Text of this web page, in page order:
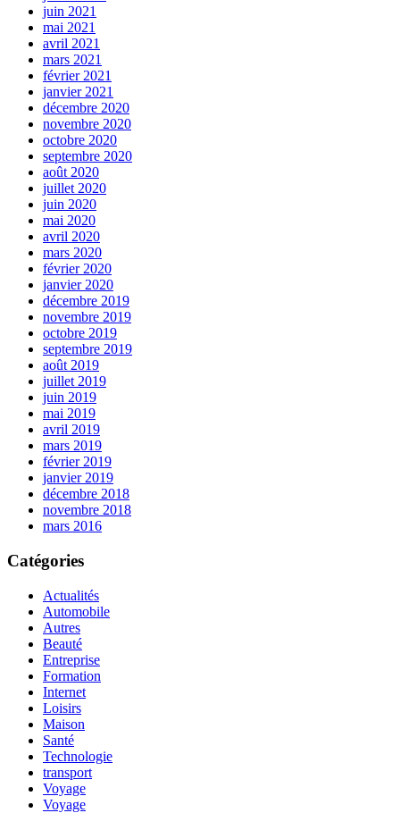
juin 2021
mai 2021
avril 2021
mars 2021
février 2021
janvier 2021
décembre 2020
novembre 2020
octobre 2020
septembre 2020
août 2020
juillet 2020
juin 2020
mai 2020
avril 2020
mars 2020
février 2020
janvier 2020
décembre 2019
novembre 2019
octobre 2019
septembre 2019
août 2019
juillet 2019
juin 2019
mai 2019
avril 2019
mars 2019
février 2019
janvier 2019
décembre 2018
novembre 2018
mars 2016
Catégories
Actualités
Automobile
Autres
Beauté
Entreprise
Formation
Internet
Loisirs
Maison
Santé
Technologie
transport
Voyage
Voyage